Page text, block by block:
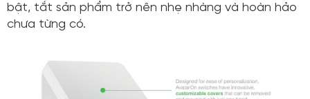
bật, tắt sản phẩm trở nên nhẹ nhàng và hoàn hảo
chưa từng có.